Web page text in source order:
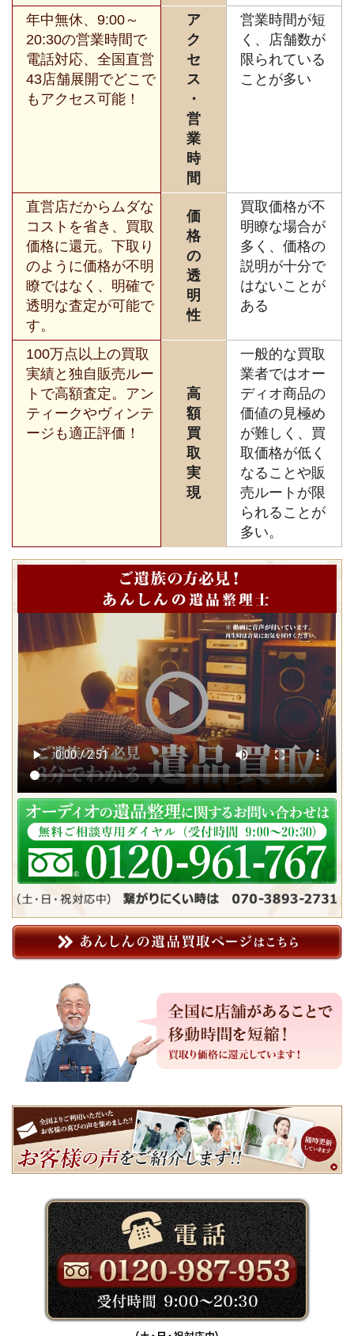
年中無休、9:00～
20:30の営業時間で
電話対応、全国直営
43店舗展開でどこで
もアクセス可能！
ア
ク
セ
ス
・
営
業
時
間
営業時間が短
く、店舗数が
限られている
ことが多い
直営店だからムダな
コストを省き、買取
価格に還元。下取り
のように価格が不明
瞭ではなく、明確で
透明な査定が可能で
す。
価
格
の
透
明
性
買取価格が不
明瞭な場合が
多く、価格の
説明が十分で
はないことが
ある
100万点以上の買取
実績と独自販売ルー
トで高額査定。アン
ティークやヴィンテ
ージも適正評価！
高
額
買
取
実
現
一般的な買取
業者ではオー
ディオ商品の
価値の見極め
が難しく、買
取価格が低く
なることや販
売ルートが限
られることが
多い。